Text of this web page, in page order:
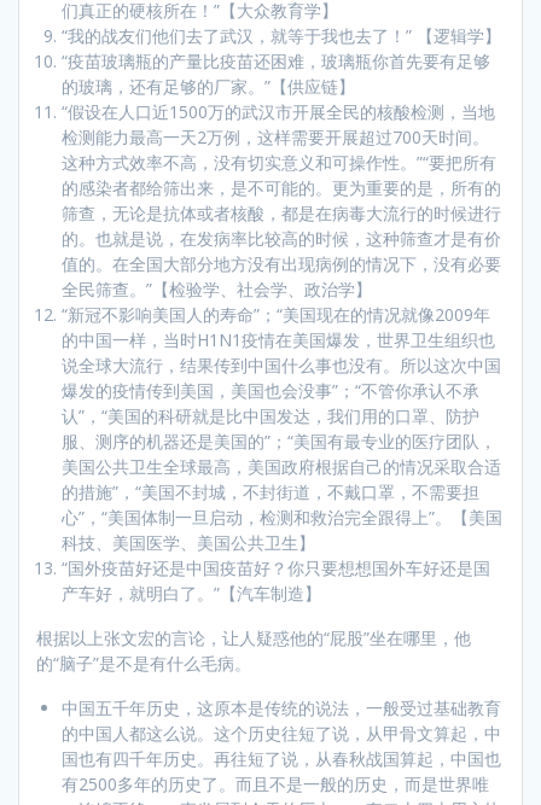
们真正的硬核所在！”【大众教育学】
“我的战友们他们去了武汉，就等于我也去了！” 【逻辑学】
“疫苗玻璃瓶的产量比疫苗还困难，玻璃瓶你首先要有足够
的玻璃，还有足够的厂家。”【供应链】
“假设在人口近1500万的武汉市开展全民的核酸检测，当地
检测能力最高一天2万例，这样需要开展超过700天时间。
这种方式效率不高，没有切实意义和可操作性。”“要把所有
的感染者都给筛出来，是不可能的。更为重要的是，所有的
筛查，无论是抗体或者核酸，都是在病毒大流行的时候进行
的。也就是说，在发病率比较高的时候，这种筛查才是有价
值的。在全国大部分地方没有出现病例的情况下，没有必要
全民筛查。”【检验学、社会学、政治学】
“新冠不影响美国人的寿命”；“美国现在的情况就像2009年
的中国一样，当时H1N1疫情在美国爆发，世界卫生组织也
说全球大流行，结果传到中国什么事也没有。所以这次中国
爆发的疫情传到美国，美国也会没事”；“不管你承认不承
认”，“美国的科研就是比中国发达，我们用的口罩、防护
服、测序的机器还是美国的”；“美国有最专业的医疗团队，
美国公共卫生全球最高，美国政府根据自己的情况采取合适
的措施”，“美国不封城，不封街道，不戴口罩，不需要担
心”，“美国体制一旦启动，检测和救治完全跟得上”。【美国
科技、美国医学、美国公共卫生】
“国外疫苗好还是中国疫苗好？你只要想想国外车好还是国
产车好，就明白了。”【汽车制造】
根据以上张文宏的言论，让人疑惑他的“屁股”坐在哪里，他
的“脑子”是不是有什么毛病。
中国五千年历史，这原本是传统的说法，一般受过基础教育
的中国人都这么说。这个历史往短了说，从甲骨文算起，中
国也有四千年历史。再往短了说，从春秋战国算起，中国也
有2500多年的历史了。而且不是一般的历史，而是世界唯